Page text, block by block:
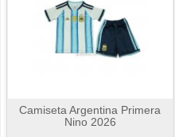
Camiseta Argentina Primera
Nino 2026